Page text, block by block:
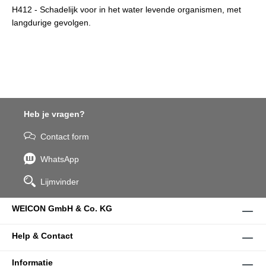
H412 - Schadelijk voor in het water levende organismen, met
langdurige gevolgen.
Heb je vragen?
Contact form
WhatsApp
Lijmvinder
WEICON GmbH & Co. KG
Help & Contact
Informatie